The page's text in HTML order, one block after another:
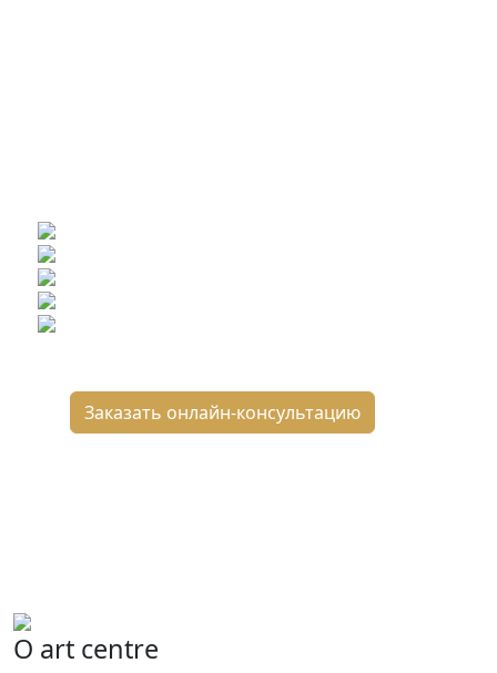
Заказать онлайн-консультацию
О art centre